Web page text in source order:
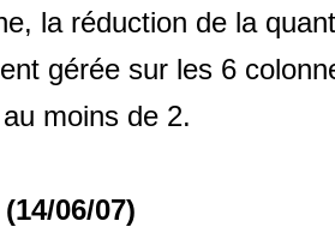
la réduction de la
gérée sur les 6
moins de 2.
06/07)